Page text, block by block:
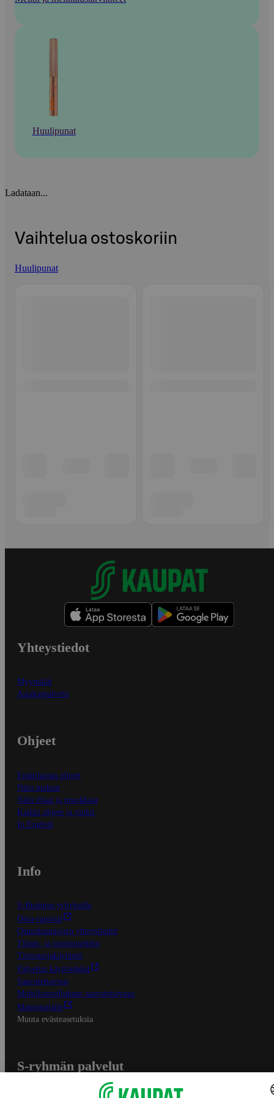
Huulipunat
Ladataan...
Vaihtelua ostoskoriin
Huulipunat
Yhteystiedot
Myymälät
Asiakaspalvelu
Ohjeet
Ensitilaajan ohjeet
Näin maksat
Näin tilaat ja muokkaat
Kaikki ohjeet ja vinkit
In English
Info
S-Business yrityksille
Oiva-raportit
Osuuskauppojen yhteystiedot
Tilaus- ja toimitusehdot
Tietosuojakäytäntö
Palvelun käyttöehdot
Saavutettavuus
Mobiilisovelluksen saavutettavuus
Mainostajalle
Muuta evästeasetuksia
S-ryhmän palvelut